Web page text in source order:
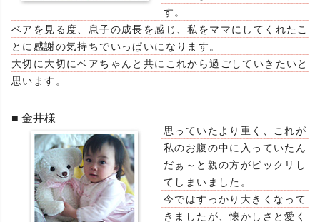
す。
ベアを見る度、息子の成長を感じ、私をママにしてくれたこ
とに感謝の気持ちでいっぱいになります。
大切に大切にベアちゃんと共にこれから過ごしていきたいと
思います。
■ 金井様
思っていたより重く、これが
私のお腹の中に入っていたん
だぁ～と親の方がビックリし
てしまいました。
今ではすっかり大きくなって
きましたが、懐かしさと愛く